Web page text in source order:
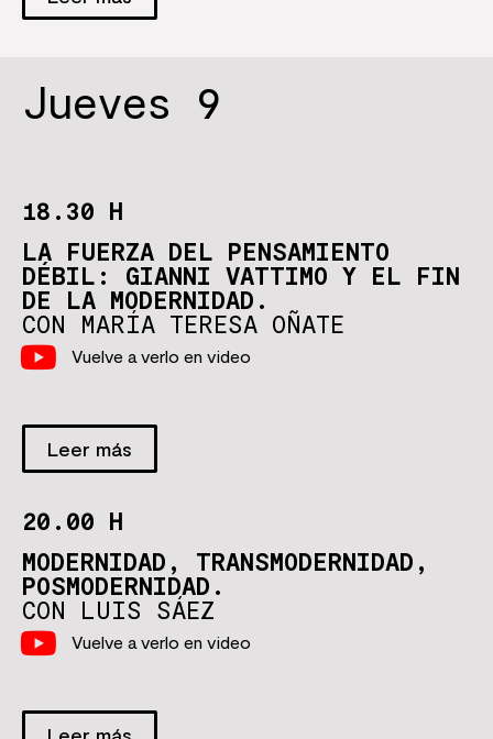
Jueves 9
18.30 H
LA FUERZA DEL PENSAMIENTO
DÉBIL: GIANNI VATTIMO Y EL FIN
DE LA MODERNIDAD.
CON MARÍA TERESA OÑATE
Vuelve a verlo en video
Leer más
20.00 H
MODERNIDAD, TRANSMODERNIDAD,
POSMODERNIDAD.
CON LUIS SÁEZ
Vuelve a verlo en video